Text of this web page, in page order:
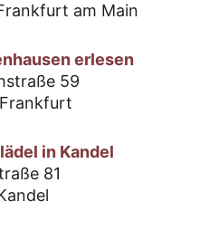
am Main
erlesen
59
in Kandel
81